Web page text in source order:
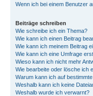
Wenn ich bei einem Benutzer
Beiträge schreiben
Wie schreibe ich ein Thema?
Wie kann ich einen Beitrag
Wie kann ich meinem Beitrag
Wie kann ich eine Umfrage
Wieso kann ich nicht mehr
Wie bearbeite oder lösche ich
Warum kann ich auf
Weshalb kann ich keine
Weshalb wurde ich verwarnt?